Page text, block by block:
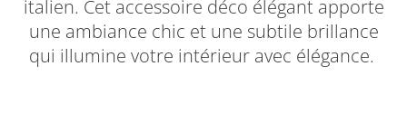
italien. Cet accessoire déco élégant apporte
une ambiance chic et une subtile brillance
qui illumine votre intérieur avec élégance.